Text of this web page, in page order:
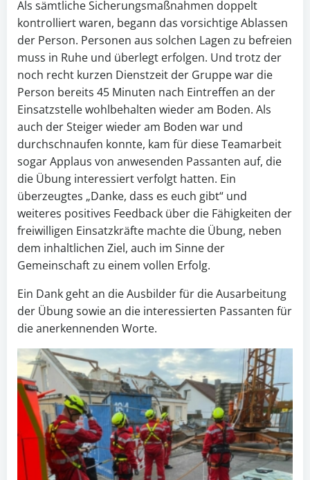
Als sämtliche Sicherungsmaßnahmen doppelt
kontrolliert waren, begann das vorsichtige Ablassen
der Person. Personen aus solchen Lagen zu befreien
muss in Ruhe und überlegt erfolgen. Und trotz der
noch recht kurzen Dienstzeit der Gruppe war die
Person bereits 45 Minuten nach Eintreffen an der
Einsatzstelle wohlbehalten wieder am Boden. Als
auch der Steiger wieder am Boden war und
durchschnaufen konnte, kam für diese Teamarbeit
sogar Applaus von anwesenden Passanten auf, die
die Übung interessiert verfolgt hatten. Ein
überzeugtes „Danke, dass es euch gibt“ und
weiteres positives Feedback über die Fähigkeiten der
freiwilligen Einsatzkräfte machte die Übung, neben
dem inhaltlichen Ziel, auch im Sinne der
Gemeinschaft zu einem vollen Erfolg.
Ein Dank geht an die Ausbilder für die Ausarbeitung
der Übung sowie an die interessierten Passanten für
die anerkennenden Worte.